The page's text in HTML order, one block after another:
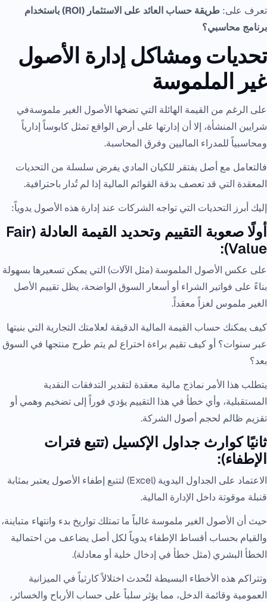
تعرف على:
طريقة حساب العائد على الاستثمار (ROI) باستخدام
برنامج محاسبي؟
تحديات ومشاكل إدارة الأصول
غير الملموسة
على الرغم من القيمة الهائلة التي تضخها الأصول الغير ملموسةفي
شرايين المنشأة، إلا أن إدارتها على أرض الواقع تمثل كابوساً إدارياً
ومحاسبياً للمدراء الماليين وفرق المحاسبة.
فالتعامل مع أصل يفتقر للكيان المادي يفرض سلسلة من التحديات
المعقدة التي قد تعصف بدقة القوائم المالية إذا لم تُدار باحترافية.
إليك أبرز التحديات التي تواجه الشركات عند إدارة هذه الأصول يدوياً:
أولًا صعوبة التقييم وتحديد القيمة العادلة (Fair
Value):
على عكس الأصول الملموسة (مثل الآلات) التي يمكن تسعيرها بسهولة
بناءً على فواتير الشراء أو أسعار السوق الواضحة، يظل تقييم الأصل
الغير ملموس لغزاً معقداً.
كيف يمكنك حساب القيمة المالية الدقيقة لعلامتك التجارية التي بنيتها
عبر سنوات؟ أو كيف تقيم براءة اختراع لم يتم طرح منتجها في السوق
بعد؟
يتطلب هذا الأمر نماذج مالية معقدة لتقدير التدفقات النقدية
المستقبلية، وأي خطأ في هذا التقييم يؤدي فوراً إلى تضخيم وهمي أو
تقزيم ظالم لحجم أصول الشركة.
ثانيًا كوارث جداول الإكسيل (تتبع فترات
الإطفاء):
الاعتماد على الجداول اليدوية (Excel) لتتبع إطفاء الأصول يعتبر بمثابة
قنبلة موقوتة داخل الإدارة المالية.
حيث أن الأصول الغير ملموسة غالباً ما تمتلك تواريخ بدء وانتهاء متباينة،
والقيام بحساب أقساط الإطفاء يدوياً لكل أصل يضاعف من احتمالية
الخطأ البشري (مثل خطأ في إدخال خلية أو معادلة).
وتتراكم هذه الأخطاء البسيطة لتُحدث اختلالاً كارثياً في الميزانية
العمومية وقائمة الدخل، مما يؤثر سلباً على حساب الأرباح والخسائر،